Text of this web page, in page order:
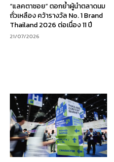
“แลคตาซอย” ตอกย้ำผู้นำตลาดนม
ถั่วเหลือง คว้ารางวัล No. 1 Brand
Thailand 2026 ต่อเนื่อง 11 ปี
21/07/2026